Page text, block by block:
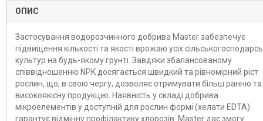
ОПИС
Застосування водорозчинного добрива Master забезпечує
підвищення кількості та якості врожаю усіх
культур на будь-якому грунті. Завдяки збалансованому
співвідношенню NPK досягається швидкий та рівномірний ріст
рослин, що, в свою чергу, дозволяє отримувати більш ранню та
високоякісну продукцію. Наявність у складі добрива
мікроелементів у доступній для рослин формі (хелати EDTA)
гарантує відмінну профілактику хлорозів. Master дає змогу